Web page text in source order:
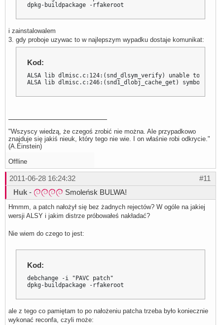
dpkg-buildpackage -rfakeroot
i zainstalowalem
3. gdy proboje uzywac to w najlepszym wypadku dostaje komunikat:
Kod:
ALSA lib dlmisc.c:124:(snd_dlsym_verify) unable to verify
ALSA lib dlmisc.c:246:(snd1_dlobj_cache_get) symbol
"Wszyscy wiedzą, że czegoś zrobić nie można. Ale przypadkowo
znajduje się jakiś nieuk, który tego nie wie. I on właśnie robi odkrycie."
(A.Einstein)
Offline
#11
2011-06-28 16:24:32
Huk - Smoleńsk BULWA!
Hmmm, a patch nałożył się bez żadnych rejectów? W ogóle na jakiej
wersji ALSY i jakim distrze próbowałeś nakładać?
Nie wiem do czego to jest:
Kod:
debchange -i "PAVC patch"
dpkg-buildpackage -rfakeroot
ale z tego co pamiętam to po nałożeniu patcha trzeba było koniecznie
wykonać reconfa, czyli może: